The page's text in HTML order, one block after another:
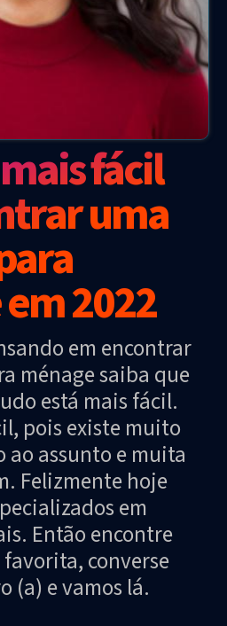
fácil
uma
2022
em encontrar
ménage saiba que
está mais fácil.
pois existe muito
ao assunto e muita
Felizmente hoje
em
Então encontre
converse
(a) e vamos lá.